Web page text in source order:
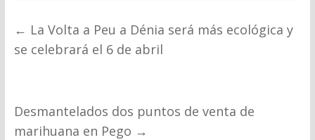
← La Volta a Peu a Dénia será más ecológica y
se celebrará el 6 de abril
Desmantelados dos puntos de venta de
marihuana en Pego →